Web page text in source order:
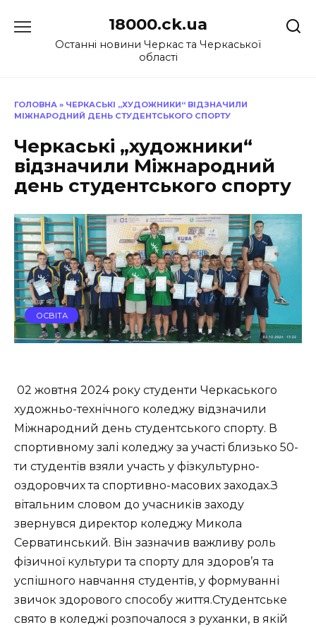
до
18000.ck.ua
Останні новини Черкас та Черкаської
області
ГОЛОВНА » ЧЕРКАСЬКІ „ХУДОЖНИКИ“ ВІДЗНАЧИЛИ
МІЖНАРОДНИЙ ДЕНЬ СТУДЕНТСЬКОГО СПОРТУ
Черкаські „художники“
відзначили Міжнародний
день студентського спорту
ОСВІТА
02 жовтня 2024 року студенти Черкаського
художньо-технічного коледжу відзначили
Міжнародний день студентського спорту. В
спортивному залі коледжу за участі близько 50-
ти студентів взяли участь у фізкультурно-
оздоровчих та спортивно-масових заходах.З
вітальним словом до учасників заходу
звернувся директор коледжу Микола
Серватинський. Він зазначив важливу роль
фізичної культури та спорту для здоров’я та
успішного навчання студентів, у формуванні
звичок здорового способу життя.Студентське
свято в коледжі розпочалося з руханки, в якій